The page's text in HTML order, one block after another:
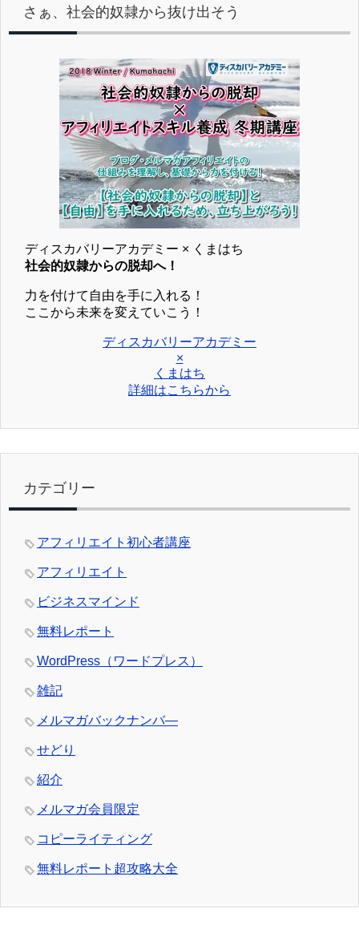
さぁ、社会的奴隷から抜け出そう
ディスカバリーアカデミー × くまはち
社会的奴隷からの脱却へ！
力を付けて自由を手に入れる！
ここから未来を変えていこう！
ディスカバリーアカデミー
×
くまはち
詳細はこちらから
カテゴリー
アフィリエイト初心者講座
アフィリエイト
ビジネスマインド
無料レポート
WordPress（ワードプレス）
雑記
メルマガバックナンバ―
せどり
紹介
メルマガ会員限定
コピーライティング
無料レポート超攻略大全